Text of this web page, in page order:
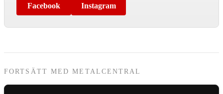
Facebook Instagram
FORTSÄTT MED METALCENTRAL